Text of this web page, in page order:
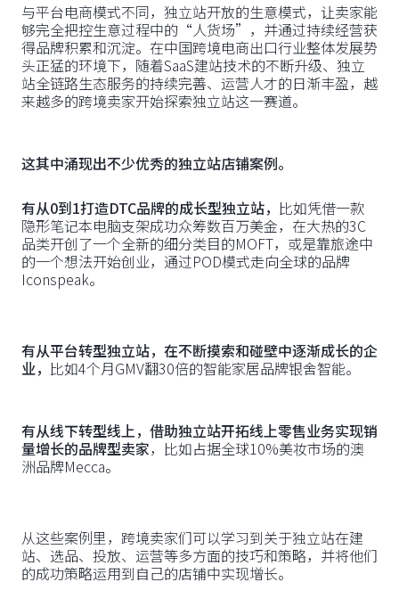
与平台电商模式不同，独立站开放的生意模式，让卖家能
够完全把控生意过程中的“人货场”，并通过持续经营获
得品牌积累和沉淀。在中国跨境电商出口行业整体发展势
头正猛的环境下，随着SaaS建站技术的不断升级、独立
站全链路生态服务的持续完善、运营人才的日渐丰盈，越
来越多的跨境卖家开始探索独立站这一赛道。
这其中涌现出不少优秀的独立站店铺案例。
有从0到1打造DTC品牌的成长型独立站， 比如凭借一款
隐形笔记本电脑支架成功众筹数百万美金，在大热的3C
品类开创了一个全新的细分类目的MOFT，或是靠旅途中
的一个想法开始创业，通过POD模式走向全球的品牌
Iconspeak。
有从平台转型独立站，在不断摸索和碰壁中逐渐成长的企
业， 比如4个月GMV翻30倍的智能家居品牌银舍智能。
有从线下转型线上，借助独立站开拓线上零售业务实现销
量增长的品牌型卖家，比如占据全球10%美妆市场的澳
洲品牌Mecca。
从这些案例里，跨境卖家们可以学习到关于独立站在建
站、选品、投放、运营等多方面的技巧和策略，并将他们
的成功策略运用到自己的店铺中实现增长。